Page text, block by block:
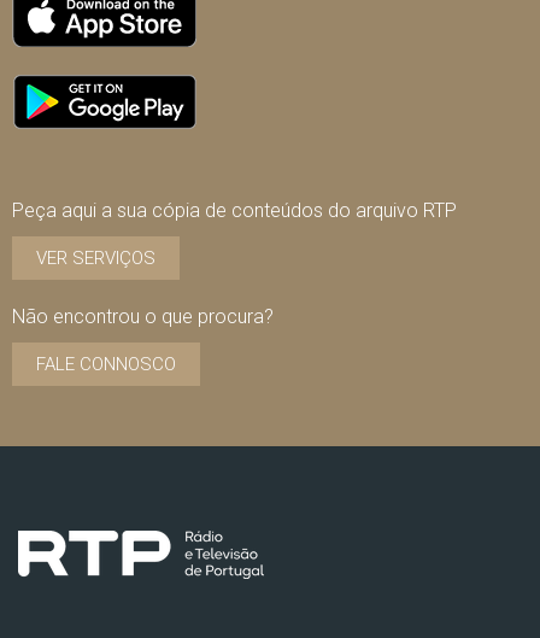
Peça aqui a sua cópia de conteúdos do arquivo RTP
VER SERVIÇOS
Não encontrou o que procura?
FALE CONNOSCO